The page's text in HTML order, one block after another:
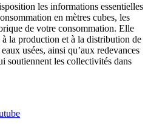
les informations essentielles
en mètres cubes, les
de votre consommation. Elle
la production et à la distribution de
usées, ainsi qu’aux redevances
soutiennent les collectivités dans